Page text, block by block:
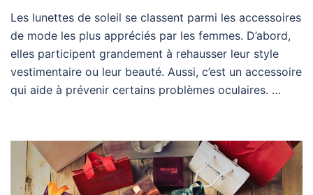
Les lunettes de soleil se classent parmi les accessoires
de mode les plus appréciés par les femmes. D’abord,
elles participent grandement à rehausser leur style
vestimentaire ou leur beauté. Aussi, c’est un accessoire
qui aide à prévenir certains problèmes oculaires. …